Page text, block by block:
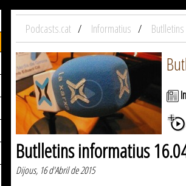
Podcasts.cat Informatius
Butlletins informatius
Dijous, 16 d'Abril de 2015